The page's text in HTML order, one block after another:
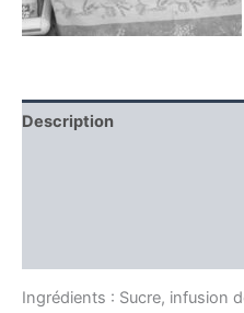
Description
Ingrédients : Sucre, infusion